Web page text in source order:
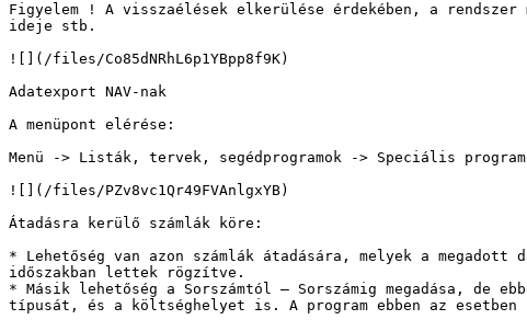
Figyelem ! A visszaélések elkerülése érdekében, a
ideje stb.
![](/files/Co85dNRhL6p1YBpp8f9K)
Adatexport NAV-nak
A menüpont elérése:
Menü -> Listák, tervek, segédprogramok -> Speciális
![](/files/PZv8vc1Qr49FVAnlgxYB)
Átadásra kerülő számlák köre:
* Lehetőség van azon számlák átadására, melyek a
időszakban lettek rögzítve.
* Másik lehetőség a Sorszámtól – Sorszámig megadása, de
típusát, és a költséghelyet is. A program ebben az